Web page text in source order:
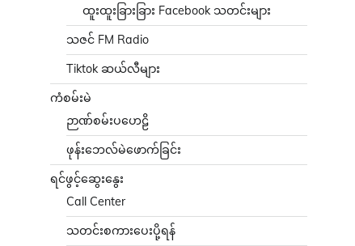
ထူးထူးခြားခြား Facebook သတင်းများ
သဇင် FM Radio
Tiktok ဆယ်လီများ
ကံစမ်းမဲ
ဉာဏ်စမ်းပဟေဠိ
ဖုန်းဘေလ်မဲဖောက်ခြင်း
ရင်ဖွင့်ဆွေးနွေး
Call Center
သတင်းစကားပေးပို့ရန်